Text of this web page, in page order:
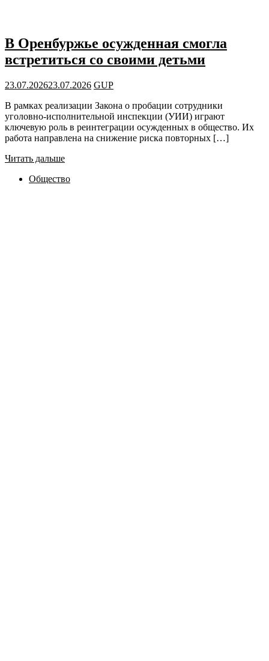
В Оренбуржье осужденная смогла
встретиться со своими детьми
23.07.202623.07.2026 GUP
В рамках реализации Закона о пробации сотрудники
уголовно-исполнительной инспекции (УИИ) играют
ключевую роль в реинтеграции осужденных в общество. Их
работа направлена на снижение риска повторных […]
Читать дальше
Общество